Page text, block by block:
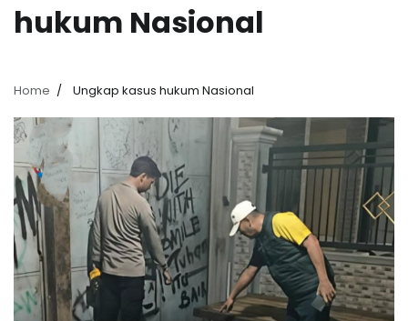
hukum Nasional
Home Ungkap kasus hukum Nasional